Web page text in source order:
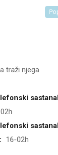
traži njega
16-02h